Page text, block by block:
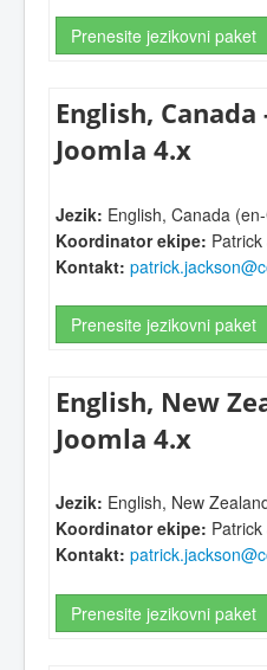
Prenesite jezikovni paket
English,
Joomla 4.x
Jezik: English, Canada
Koordinator ekipe:
Kontakt:
Prenesite jezikovni paket
English, New
Joomla 4.x
Jezik: English, New
Koordinator ekipe:
Kontakt:
Prenesite jezikovni paket